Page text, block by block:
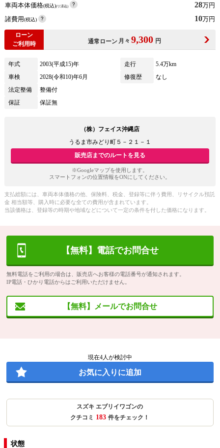
車両本体価格(税込)(リ済込) 28万円
諸費用(税込) 10万円
ローン
ご利用時
通常ローン 月々 9,300 円
年式 2003(平成15)年 走行
5.4万km
車検
2028(令和10)年6月 修復歴
なし
法定整備
整備付
保証
保証無
（株）フェイス沖縄店
うるま市みどり町５－２１－１
販売店までのルートを見る
※Googleマップを使用します。
スマートフォンの位置情報をONにしてください。
支払総額には、車両本体価格の他、保険料、税金、登録等に伴う費用、リサイクル預託
金 相当額等、購入時に必要な全ての費用が含まれています。
当該価格は、登録等の時期や地域などについて一定の条件を付した価格になります。
【無料】電話でお問合せ
無料電話をご利用の場合は、販売店へお客様の電話番号が通知されます。
IP電話・ひかり電話からはご利用いただけません。
【無料】メールでお問合せ
現在4人が検討中
お気に入りに追加
スズキ エブリイワゴンの
クチコミ 183 件をチェック！
状態